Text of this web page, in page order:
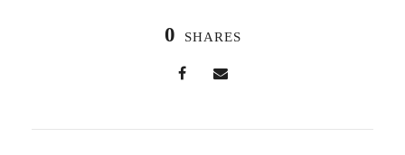
0 SHARES